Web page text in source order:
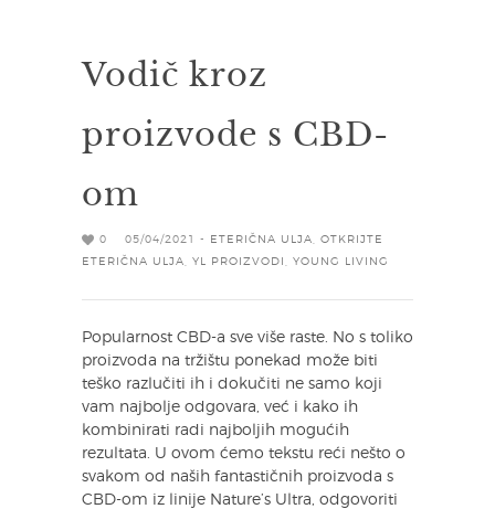
Vodič kroz
proizvode s CBD-
om
0 05/04/2021 - ETERIČNA ULJA
OTKRIJTE
ETERIČNA ULJA
YL PROIZVODI YOUNG LIVING
Popularnost CBD-a sve više raste. No s toliko
proizvoda na tržištu ponekad može biti
teško razlučiti ih i dokučiti ne samo koji
vam najbolje odgovara, već i kako ih
kombinirati radi najboljih mogućih
rezultata. U ovom ćemo tekstu reći nešto o
svakom od naših fantastičnih proizvoda s
CBD-om iz linije Nature’s Ultra, odgovoriti